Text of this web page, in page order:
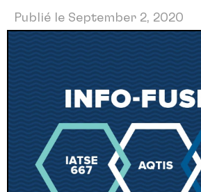
Publié le September 2, 2020